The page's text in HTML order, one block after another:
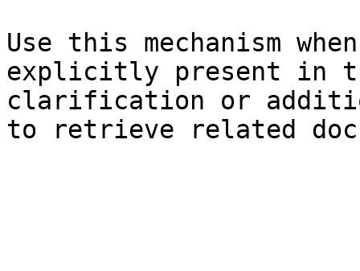
Use this mechanism
explicitly present in
clarification or